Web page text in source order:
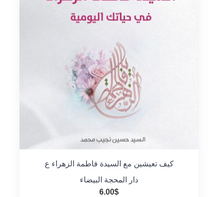
كيف تعيشين مع السيدة فاطمة الزهراء ع
دار المحجة البيضاء
6.00$